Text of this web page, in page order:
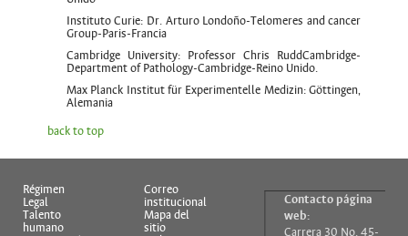
Instituto Curie: Dr. Arturo Londoño-Telomeres and cancer
Group-Paris-Francia
Cambridge University: Professor Chris RuddCambridge-
Department of Pathology-Cambridge-Reino Unido.
Max Planck Institut für Experimentelle Medizin: Göttingen,
Alemania
back to top
Régimen
Legal
Talento
humano
Correo
institucional
Mapa del
sitio
Contacto página
web:
Carrera 30 No. 45-